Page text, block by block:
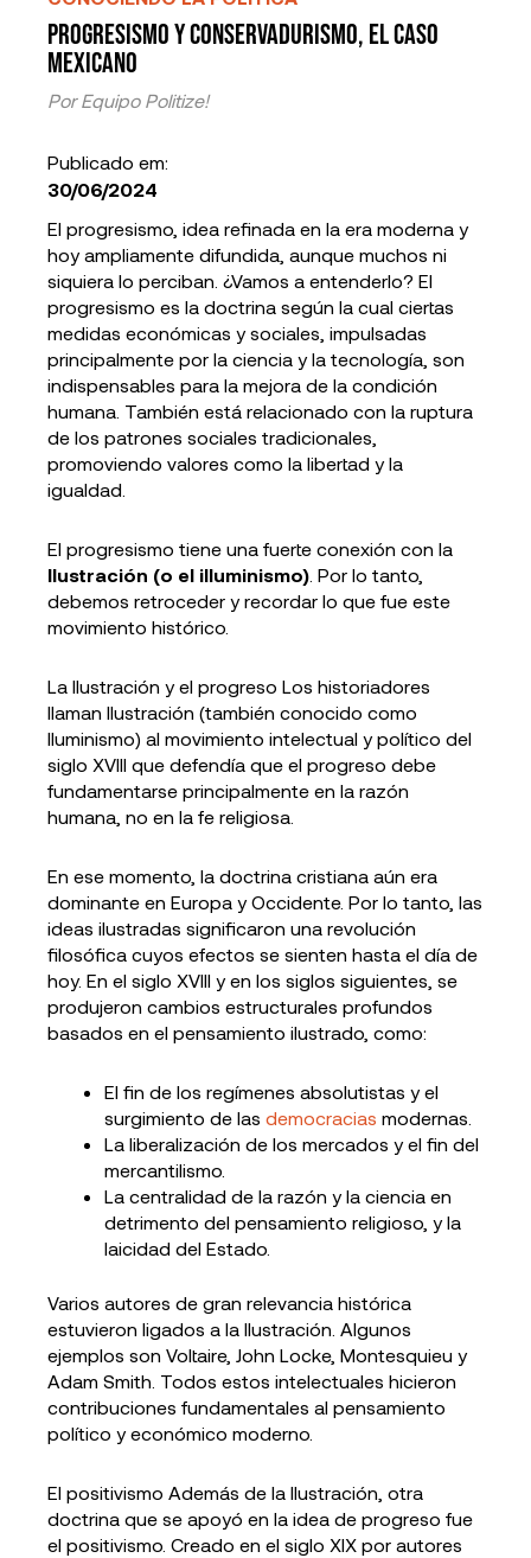
Progresismo y Conservadurismo, el caso
Mexicano
Por Equipo Politize!
Publicado em:
30/06/2024
El progresismo, idea refinada en la era moderna y
hoy ampliamente difundida, aunque muchos ni
siquiera lo perciban. ¿Vamos a entenderlo? El
progresismo es la doctrina según la cual ciertas
medidas económicas y sociales, impulsadas
principalmente por la ciencia y la tecnología, son
indispensables para la mejora de la condición
humana. También está relacionado con la ruptura
de los patrones sociales tradicionales,
promoviendo valores como la libertad y la
igualdad.
El progresismo tiene una fuerte conexión con la
Ilustración (o el illuminismo) . Por lo tanto,
debemos retroceder y recordar lo que fue este
movimiento histórico.
La Ilustración y el progreso Los historiadores
llaman Ilustración (también conocido como
Iluminismo) al movimiento intelectual y político del
siglo XVIII que defendía que el progreso debe
fundamentarse principalmente en la razón
humana, no en la fe religiosa.
En ese momento, la doctrina cristiana aún era
dominante en Europa y Occidente. Por lo tanto, las
ideas ilustradas significaron una revolución
filosófica cuyos efectos se sienten hasta el día de
hoy. En el siglo XVIII y en los siglos siguientes, se
produjeron cambios estructurales profundos
basados en el pensamiento ilustrado, como:
El fin de los regímenes absolutistas y el
surgimiento de las democracias modernas.
La liberalización de los mercados y el fin del
mercantilismo.
La centralidad de la razón y la ciencia en
detrimento del pensamiento religioso, y la
laicidad del Estado.
Varios autores de gran relevancia histórica
estuvieron ligados a la Ilustración. Algunos
ejemplos son Voltaire, John Locke, Montesquieu y
Adam Smith. Todos estos intelectuales hicieron
contribuciones fundamentales al pensamiento
político y económico moderno.
El positivismo Además de la Ilustración, otra
doctrina que se apoyó en la idea de progreso fue
el positivismo. Creado en el siglo XIX por autores